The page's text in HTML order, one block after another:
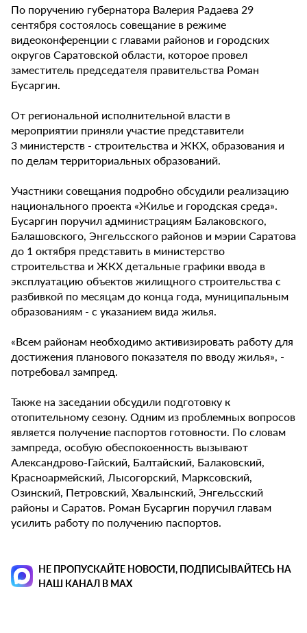
По поручению губернатора Валерия Радаева 29
сентября состоялось совещание в режиме
видеоконференции с главами районов и городских
округов Саратовской области, которое провел
заместитель председателя правительства Роман
Бусаргин.
От региональной исполнительной власти в
мероприятии приняли участие представители
3 министерств - строительства и ЖКХ, образования и
по делам территориальных образований.
Участники совещания подробно обсудили реализацию
национального проекта «Жилье и городская среда».
Бусаргин поручил администрациям Балаковского,
Балашовского, Энгельсского районов и мэрии Саратова
до 1 октября представить в министерство
строительства и ЖКХ детальные графики ввода в
эксплуатацию объектов жилищного строительства с
разбивкой по месяцам до конца года, муниципальным
образованиям - с указанием вида жилья.
«Всем районам необходимо активизировать работу для
достижения планового показателя по вводу жилья», -
потребовал зампред.
Также на заседании обсудили подготовку к
отопительному сезону. Одним из проблемных вопросов
является получение паспортов готовности. По словам
зампреда, особую обеспокоенность вызывают
Александрово-Гайский, Балтайский, Балаковский,
Красноармейский, Лысогорский, Марксовский,
Озинский, Петровский, Хвалынский, Энгельсский
районы и Саратов. Роман Бусаргин поручил главам
усилить работу по получению паспортов.
НЕ ПРОПУСКАЙТЕ НОВОСТИ, ПОДПИСЫВАЙТЕСЬ НА
НАШ КАНАЛ В MAX